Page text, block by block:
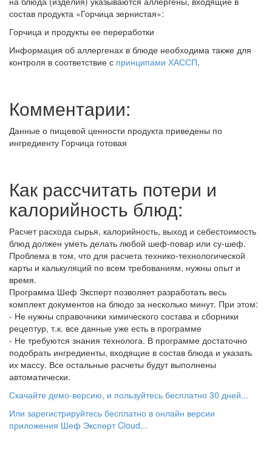
состав продукта «Горчица зернистая»:
Горчица и продукты ее переработки
Информация об аллергенах в блюде необходима также для
контроля в соответствие с принципами ХАССП.
Комментарии:
Данные о пищевой ценности продукта приведены по
ингредиенту Горчица готовая
Как рассчитать потери и
калорийность блюд:
Расчет расхода сырья, калорийность, выход и себестоимость
блюд должен уметь делать любой шеф-повар или су-шеф.
Проблема в том, что для расчета технико-технологической
карты и калькуляций по всем требованиям, нужны опыт и
время.
Программа Шеф Эксперт позволяет разработать весь
комплект документов на блюдо за несколько минут. При этом:
- Не нужны справочники химического состава и сборники
рецептур, т.к. все данные уже есть в программе
- Не требуются знания технолога. В программе достаточно
подобрать ингредиенты, входящие в состав блюда и указать
их массу. Все остальные расчеты будут выполнены
автоматически.
Скачайте демо-версию, и пользуйтесь бесплатно 30 дней...
Или зарегистрируйтесь бесплатно в онлайн версии
приложения Шеф Эксперт Cloud...